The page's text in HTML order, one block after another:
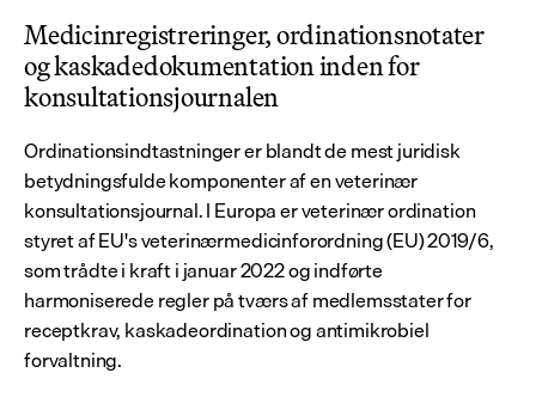
Medicinregistreringer, ordinationsnotater
og kaskadedokumentation inden for
konsultationsjournalen
Ordinationsindtastninger er blandt de mest juridisk
betydningsfulde komponenter af en veterinær
konsultationsjournal. I Europa er veterinær ordination
styret af EU's veterinærmedicinforordning (EU) 2019/6,
som trådte i kraft i januar 2022 og indførte
harmoniserede regler på tværs af medlemsstater for
receptkrav, kaskadeordination og antimikrobiel
forvaltning.